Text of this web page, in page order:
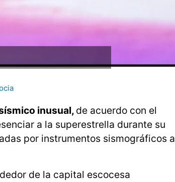
inusual, de acuerdo con el
a la superestrella durante su
por instrumentos sismográficos a
de la capital escocesa